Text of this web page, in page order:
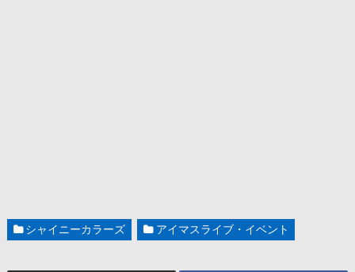
シャイニーカラーズ アイマスライブ・イベント